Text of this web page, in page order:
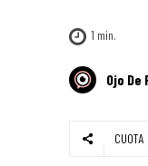
1 min.
Ojo
CUOTA